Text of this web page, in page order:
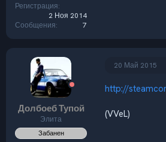
Регистрация
2 Ноя 2014
Сообщения
7
Долбоеб Тупой
Элита
Забанен
20 Май 2015
http://
(VVeL)